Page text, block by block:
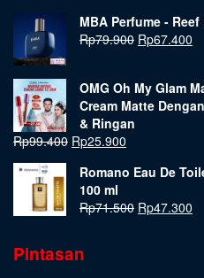
MBA Perfume - Reef
Rp79.900 Rp67.400
OMG Oh My Glam
Cream Matte
& Ringan
Rp99.400 Rp25.900
Romano Eau De
100 ml
Rp71.500 Rp47.300
Pintasan